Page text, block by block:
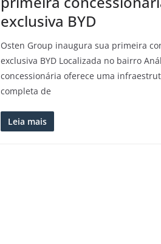
exclusiva BYD
Osten Group inaugura sua primeira
exclusiva BYD Localizada no bairro
concessionária oferece uma
completa de
Leia mais